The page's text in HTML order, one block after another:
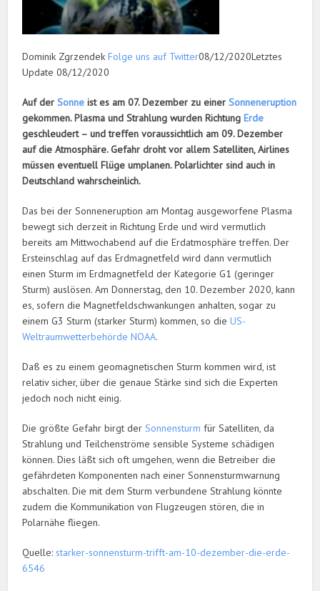
Dominik ZgrzendekFolge uns auf Twitter08/12/2020Letztes
Update 08/12/2020
Auf derSonne ist es am 07. Dezember zu einerSonneneruption
gekommen. Plasma und Strahlung wurden RichtungErde
geschleudert – und treffen voraussichtlich am 09. Dezember
auf die Atmosphäre. Gefahr droht vor allem Satelliten, Airlines
müssen eventuell Flüge umplanen. Polarlichter sind auch in
Deutschland wahrscheinlich.
Das bei der Sonneneruption am Montag ausgeworfene Plasma
bewegt sich derzeit in Richtung Erde und wird vermutlich
bereits am Mittwochabend auf die Erdatmosphäre treffen. Der
Ersteinschlag auf das Erdmagnetfeld wird dann vermutlich
einen Sturm im Erdmagnetfeld der Kategorie G1 (geringer
Sturm) auslösen. Am Donnerstag, den 10. Dezember 2020, kann
es, sofern die Magnetfeldschwankungen anhalten, sogar zu
einem G3 Sturm (starker Sturm) kommen, so dieUS-
Weltraumwetterbehörde NOAA.
Daß es zu einem geomagnetischen Sturm kommen wird, ist
relativ sicher, über die genaue Stärke sind sich die Experten
jedoch noch nicht einig.
Die größte Gefahr birgt derSonnensturm für Satelliten, da
Strahlung und Teilchenströme sensible Systeme schädigen
können. Dies läßt sich oft umgehen, wenn die Betreiber die
gefährdeten Komponenten nach einer Sonnensturmwarnung
abschalten. Die mit dem Sturm verbundene Strahlung könnte
zudem die Kommunikation von Flugzeugen stören, die in
Polarnähe fliegen.
Quelle:starker-sonnensturm-trifft-am-10-dezember-die-erde-
6546